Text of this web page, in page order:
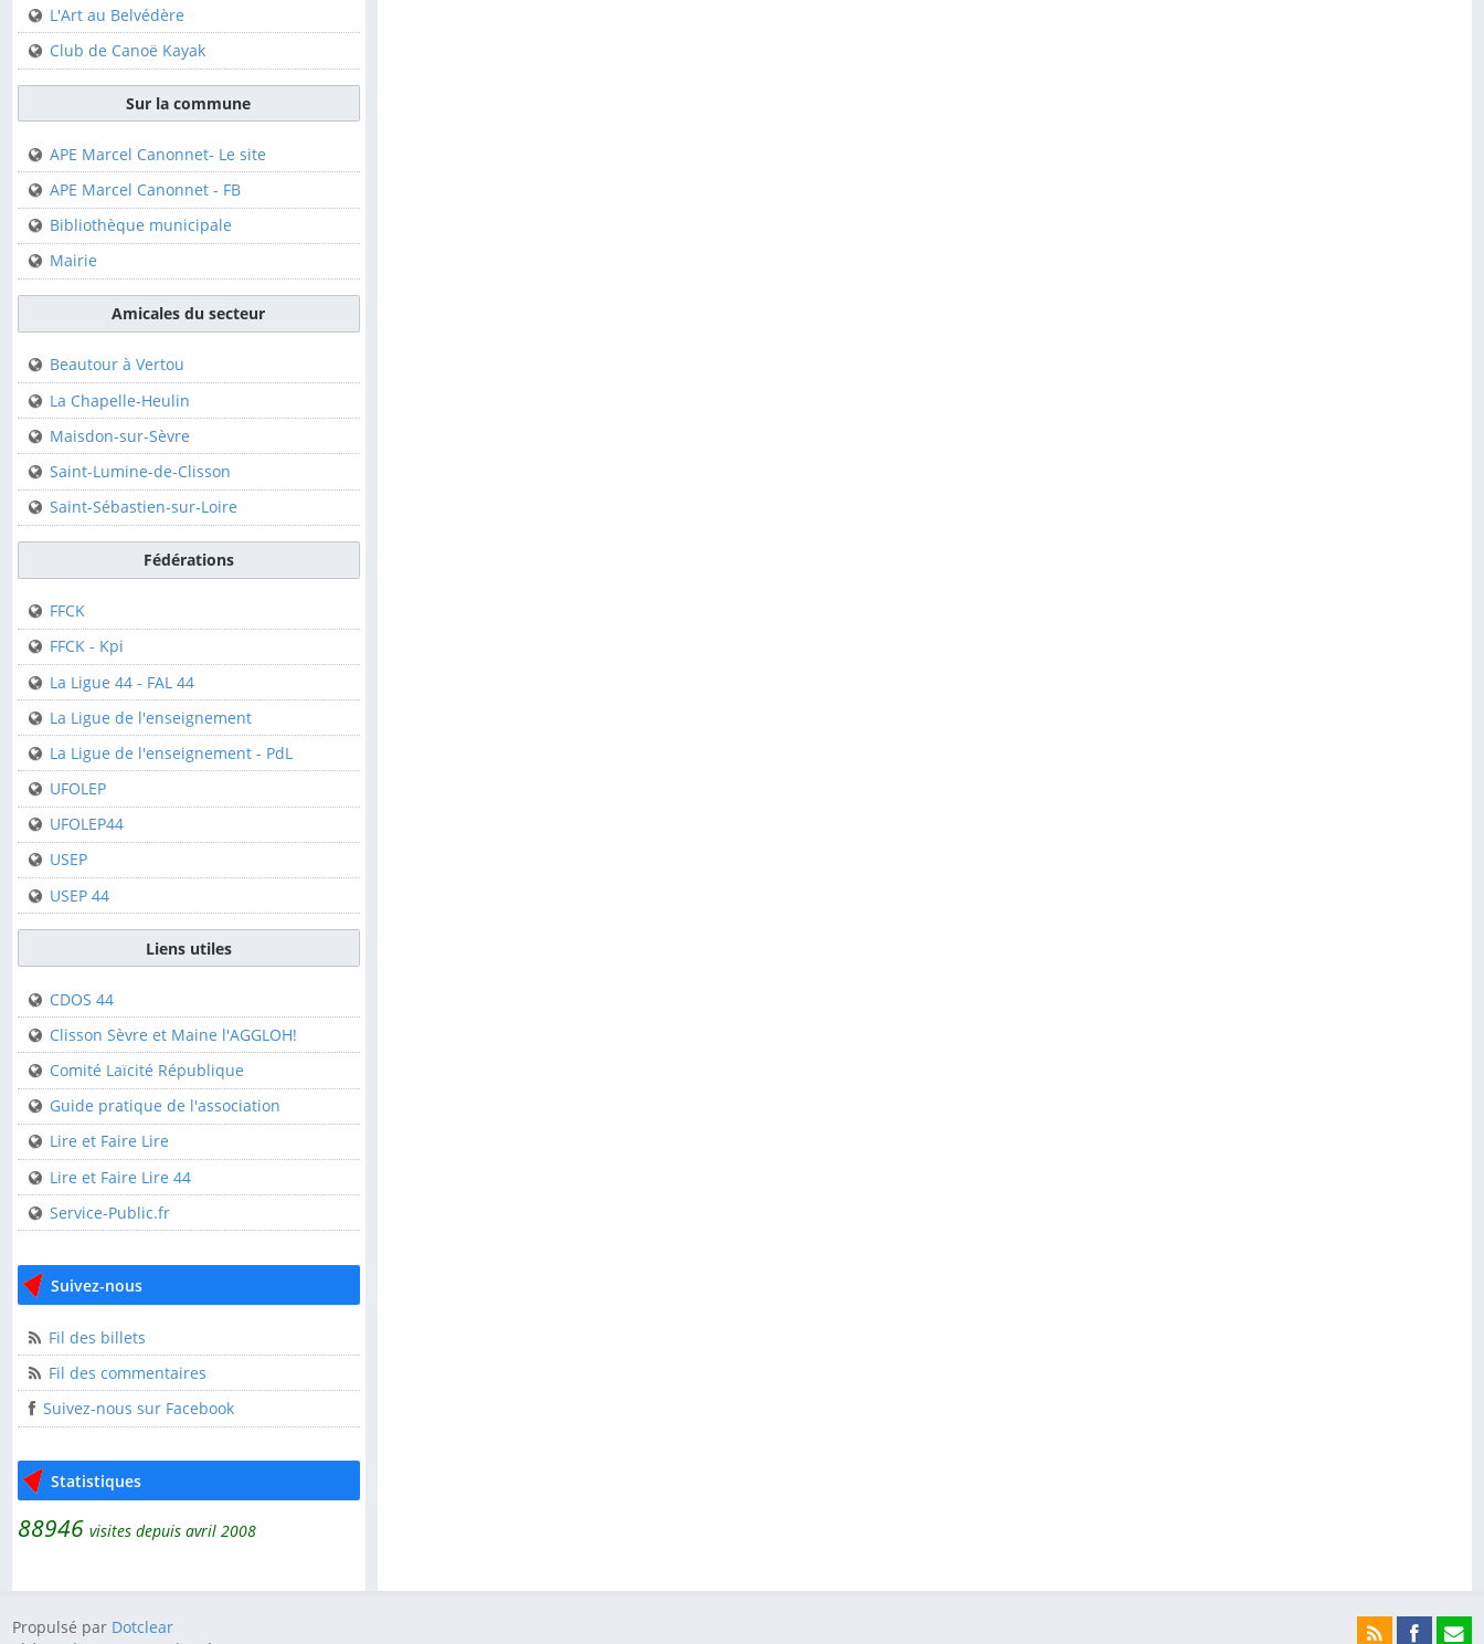
Site ou Page FB des
Sections de l'amicale
Cap Caffino (Trail, VTT,
Club de Canoë Kayak
Sur la commune
APE Marcel Canonnet-
Le site
APE Marcel Canonnet -
Bibliothèque municipale
Mairie
Amicales du secteur
Beautour à Vertou
La Chapelle-Heulin
Maisdon-sur-Sèvre
Saint-Lumine-de-
Clisson
Saint-Sébastien-sur-
Loire
Fédérations
FFCK
FFCK - Kpi
La Ligue 44 - FAL 44
l'enseignement
La Ligue de
l'enseignement - PdL
UFOLEP
UFOLEP44
USEP
USEP 44
Liens utiles
CDOS 44
l'AGGLOH!
Comité Laïcité
République
Guide pratique de
Lire et Faire Lire
Lire et Faire Lire 44
Suivez-nous
L'Art au Belvédère
Club de Canoë Kayak
Sur la commune
APE Marcel Canonnet- Le site
APE Marcel Canonnet - FB
Bibliothèque municipale
Mairie
Amicales du secteur
Beautour à Vertou
La Chapelle-Heulin
Maisdon-sur-Sèvre
Saint-Lumine-de-Clisson
Saint-Sébastien-sur-Loire
Fédérations
FFCK
FFCK - Kpi
La Ligue 44 - FAL 44
La Ligue de l'enseignement
La Ligue de l'enseignement - PdL
UFOLEP
UFOLEP44
USEP
USEP 44
Liens utiles
CDOS 44
Clisson Sèvre et Maine l'AGGLOH!
Comité Laïcité République
Guide pratique de l'association
Lire et Faire Lire
Lire et Faire Lire 44
Service-Public.fr
Suivez-nous
Fil des billets
Fil des commentaires
Suivez-nous sur Facebook
Statistiques
88946 visites depuis avril 2008
Propulsé par Dotclear